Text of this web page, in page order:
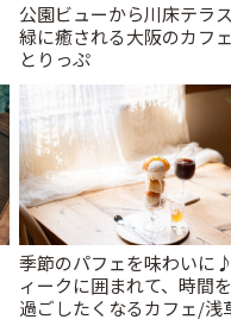
公園ビューから川床テラス
緑に癒される大阪のカフ
とりっぷ
季節のパフェを味わいに
ィークに囲まれて、時間
過ごしたくなるカフェ/浅